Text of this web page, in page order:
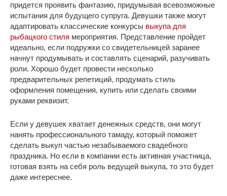
придется проявить фантазию, придумывая всевозможные
испытания для будущего супруга. Девушки также могут
адаптировать классические конкурсы выкупа для
рыбацкого стиля мероприятия. Представление пройдет
идеально, если подружки со свидетельницей заранее
начнут продумывать и составлять сценарий, разучивать
роли. Хорошо будет провести несколько
предварительных репетиций, продумать стиль
оформления помещения, купить или сделать своими
руками реквизит.
Если у девушек хватает денежных средств, они могут
нанять профессионального тамаду, который поможет
сделать выкуп частью незабываемого свадебного
праздника. Но если в компании есть активная участница,
готовая взять на себя роль ведущей выкупа, то это будет
даже интереснее.